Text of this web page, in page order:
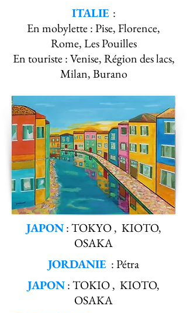
ITALIE :
En mobylette : Pise, Florence,
Rome, Les Pouilles
En touriste : Venise, Région des lacs,
Milan, Burano
JAPON: TOKYO , KIOTO,
OSAKA
JORDANIE : Pétra
JAPON: TOKIO , KIOTO,
OSAKA